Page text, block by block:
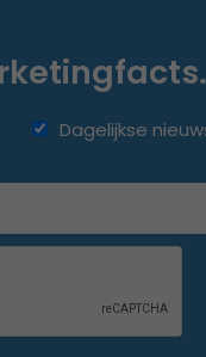
Dagelijkse